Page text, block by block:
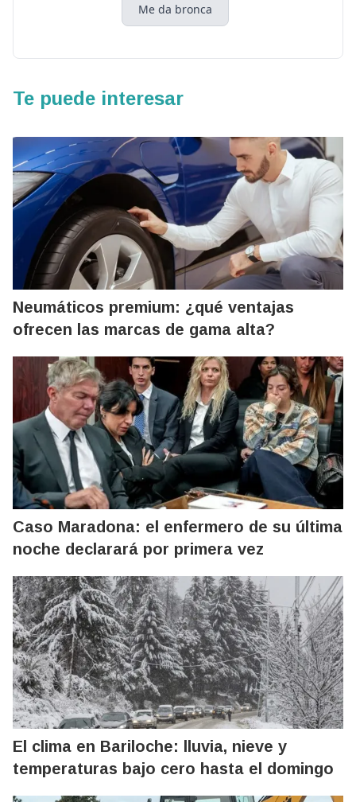
Me da bronca
Te puede interesar
Neumáticos premium: ¿qué ventajas
ofrecen las marcas de gama alta?
Caso Maradona: el enfermero de su última
noche declarará por primera vez
El clima en Bariloche: lluvia, nieve y
temperaturas bajo cero hasta el domingo